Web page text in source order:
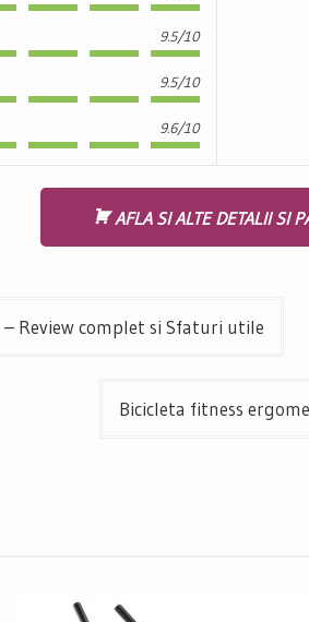
9.5/10
9.5/10
9.6/10
AFLA SI ALTE DETALII SI
Review complet si Sfaturi utile
Bicicleta fitness